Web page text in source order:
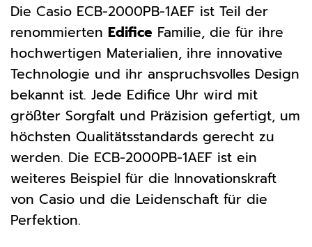
Die Casio ECB-2000PB-1AEF ist Teil der
renommierten Edifice Familie, die für ihre
hochwertigen Materialien, ihre innovative
Technologie und ihr anspruchsvolles Design
bekannt ist. Jede Edifice Uhr wird mit
größter Sorgfalt und Präzision gefertigt, um
höchsten Qualitätsstandards gerecht zu
werden. Die ECB-2000PB-1AEF ist ein
weiteres Beispiel für die Innovationskraft
von Casio und die Leidenschaft für die
Perfektion.